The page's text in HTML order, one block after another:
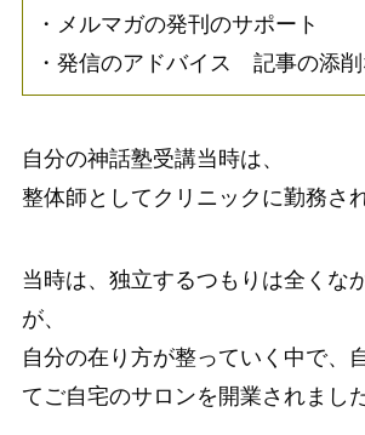
・メルマガの発刊のサポート
・発信のアドバイス 記事の添
自分の神話塾受講当時は、
整体師としてクリニックに勤務さ
当時は、独立するつもりは全くな
が、
自分の在り方が整っていく中で、
てご自宅のサロンを開業されました